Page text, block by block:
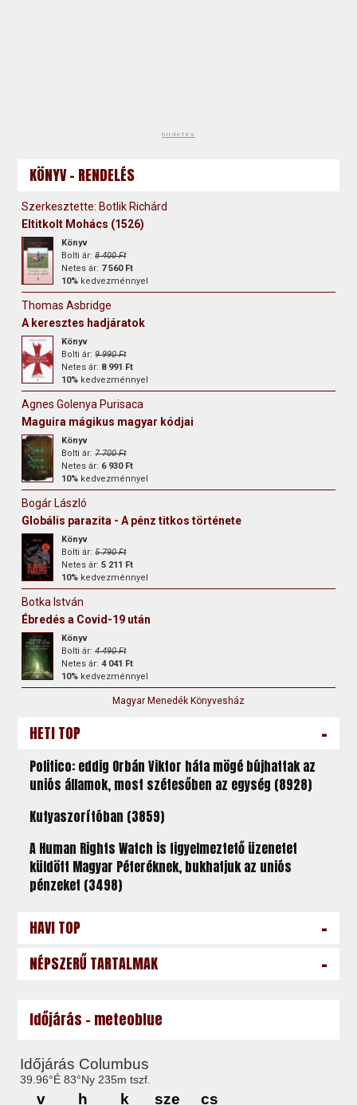
hirdetés
KÖNYV - RENDELÉS
Szerkesztette: Botlik Richárd
Eltitkolt Mohács (1526)
Könyv
Bolti ár:8 400 Ft
Netes ár: 7 560 Ft
10% kedvezménnyel
Thomas Asbridge
A keresztes hadjáratok
Könyv
Bolti ár:9 990 Ft
Netes ár: 8 991 Ft
10% kedvezménnyel
Agnes Golenya Purisaca
Maguira mágikus magyar kódjai
Könyv
Bolti ár:7 700 Ft
Netes ár: 6 930 Ft
10% kedvezménnyel
Bogár László
Globális parazita - A pénz titkos története
Könyv
Bolti ár:5 790 Ft
Netes ár:5 211 Ft
10% kedvezménnyel
Botka István
Ébredés a Covid-19 után
Könyv
Bolti ár:4 490 Ft
Netes ár:4 041 Ft
10% kedvezménnyel
Magyar Menedék Könyvesház
HETI TOP -
Politico: eddig Orbán Viktor háta mögé bújhattak az
uniós államok, most szétesőben az egység (8928)
Kutyaszorítóban (3859)
A Human Rights Watch is figyelmeztető üzenetet
küldött Magyar Péteréknek, bukhatjuk az uniós
pénzeket (3498)
HAVI TOP -
NÉPSZERŰ TARTALMAK -
Időjárás - meteoblue